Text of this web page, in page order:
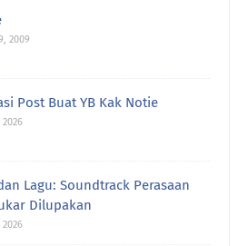
2009
Post Buat YB Kak Notie
2026
Lagu: Soundtrack Perasaan
Dilupakan
2026